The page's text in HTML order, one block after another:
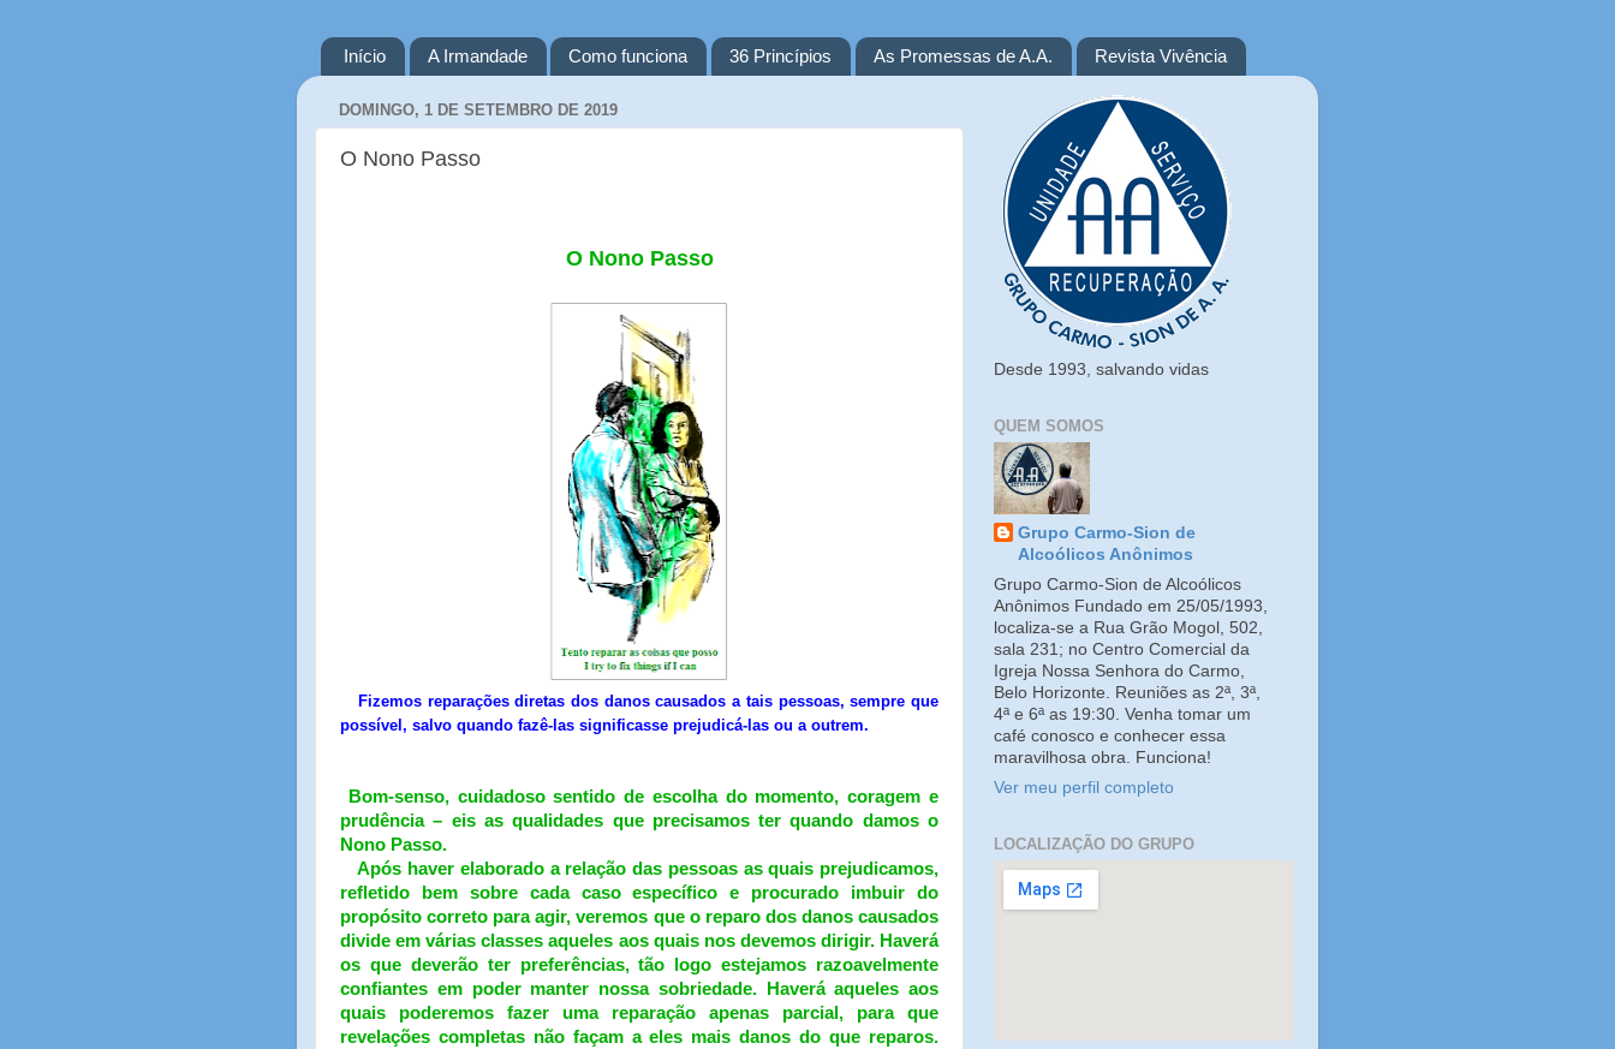
Início A Irmandade Como funciona 36 Princípios As Promessas de A.A. Revista Vivência
DOMINGO, 1 DE SETEMBRO DE 2019
O Nono Passo
O Nono Passo
Fizemos reparações diretas dos danos causados a tais pessoas, sempre que
possível, salvo quando fazê-las significasse prejudicá-las ou a outrem.
Bom-senso, cuidadoso sentido de escolha do momento, coragem e
prudência – eis as qualidades que precisamos ter quando damos o
Nono Passo.
Após haver elaborado a relação das pessoas as quais prejudicamos,
refletido bem sobre cada caso específico e procurado imbuir do
propósito correto para agir, veremos que o reparo dos danos causados
divide em várias classes aqueles aos quais nos devemos dirigir. Haverá
os que deverão ter preferências, tão logo estejamos razoavelmente
confiantes em poder manter nossa sobriedade. Haverá aqueles aos
quais poderemos fazer uma reparação apenas parcial, para que
revelações completas não façam a eles mais danos do que reparos.
Desde 1993, salvando vidas
QUEM SOMOS
Grupo Carmo-Sion de
Alcoólicos Anônimos
Grupo Carmo-Sion de Alcoólicos
Anônimos Fundado em 25/05/1993,
localiza-se a Rua Grão Mogol, 502,
sala 231; no Centro Comercial da
Igreja Nossa Senhora do Carmo,
Belo Horizonte. Reuniões as 2ª, 3ª,
4ª e 6ª as 19:30. Venha tomar um
café conosco e conhecer essa
maravilhosa obra. Funciona!
Ver meu perfil completo
LOCALIZAÇÃO DO GRUPO